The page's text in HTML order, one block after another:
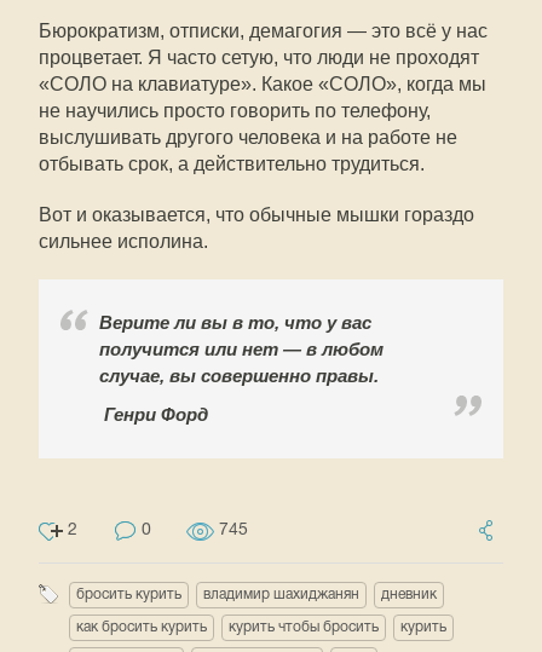
Бюрократизм, отписки, демагогия — это всё у нас
процветает. Я часто сетую, что люди не проходят
«СОЛО на клавиатуре». Какое «СОЛО», когда мы
не научились просто говорить по телефону,
выслушивать другого человека и на работе не
отбывать срок, а действительно трудиться.
Вот и оказывается, что обычные мышки гораздо
сильнее исполина.
Верите ли вы в то, что у вас
получится или нет — в любом
случае, вы совершенно правы.
Генри Форд
2 0 745
бросить курить владимир шахиджанян дневник
как бросить курить курить чтобы бросить курить